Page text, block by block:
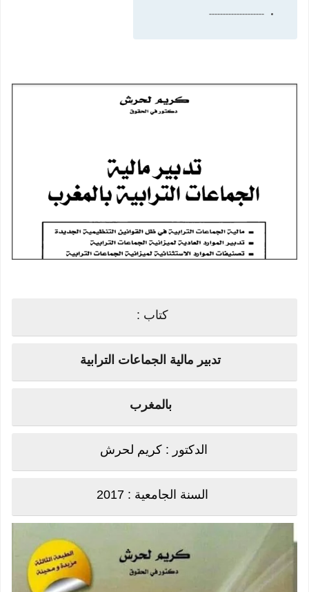
--------------------
كتاب :
تدبير مالية الجماعات الترابية
بالمغرب
الدكتور : كريم لحرش
السنة الجامعية : 2017